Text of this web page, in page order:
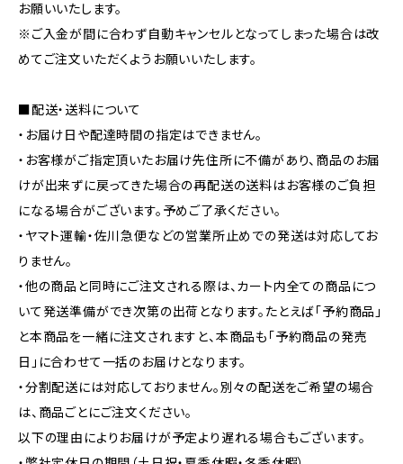
お願いいたします。
※ご入金が間に合わず自動キャンセルとなってしまった場合は改
めてご注文いただくようお願いいたします。
■配送・送料について
・お届け日や配達時間の指定はできません。
・お客様がご指定頂いたお届け先住所に不備があり、商品のお届
けが出来ずに戻ってきた場合の再配送の送料はお客様のご負担
になる場合がございます。予めご了承ください。
・ヤマト運輸・佐川急便などの営業所止めでの発送は対応してお
りません。
・他の商品と同時にご注文される際は、カート内全ての商品につ
いて発送準備ができ次第の出荷となります。たとえば「予約商品」
と本商品を一緒に注文されますと、本商品も「予約商品の発売
日」に合わせて一括のお届けとなります。
・分割配送には対応しておりません。別々の配送をご希望の場合
は、商品ごとにご注文ください。
以下の理由によりお届けが予定より遅れる場合もございます。